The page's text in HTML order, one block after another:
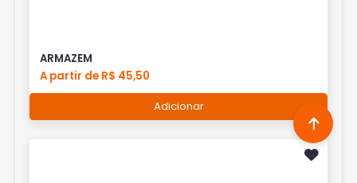
ARMAZEM
A partir de R$ 45,50
Adicionar